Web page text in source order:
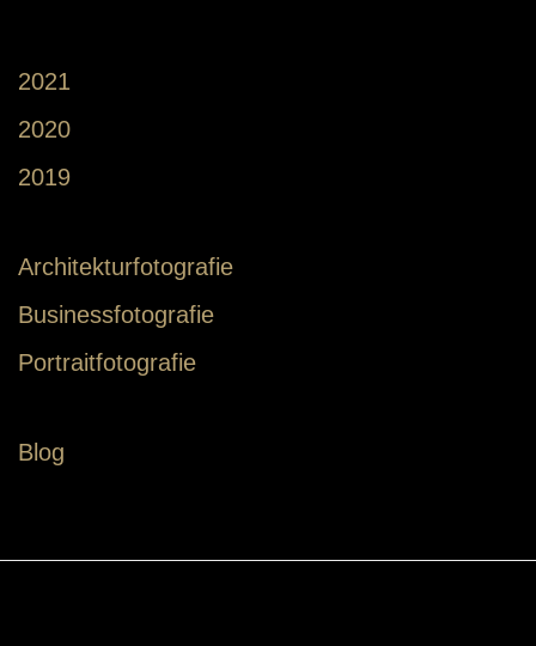
2021
2020
2019
Architekturfotografie
Businessfotografie
Portraitfotografie
Blog